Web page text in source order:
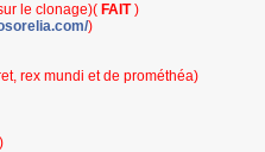
le clonage)(FAIT)
)
rex mundi et de prométhéa)